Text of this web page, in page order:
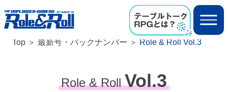
Top 最新号・バックナンバー Role & Roll Vol.3
Role & RollVol.3